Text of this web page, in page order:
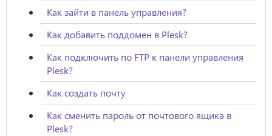
Как зайти в панель управления?
Как добавить поддомен в Plesk?
Как подключить по FTP к панели управления
Plesk?
Как создать почту
Как сменить пароль от почтового ящика в
Plesk?